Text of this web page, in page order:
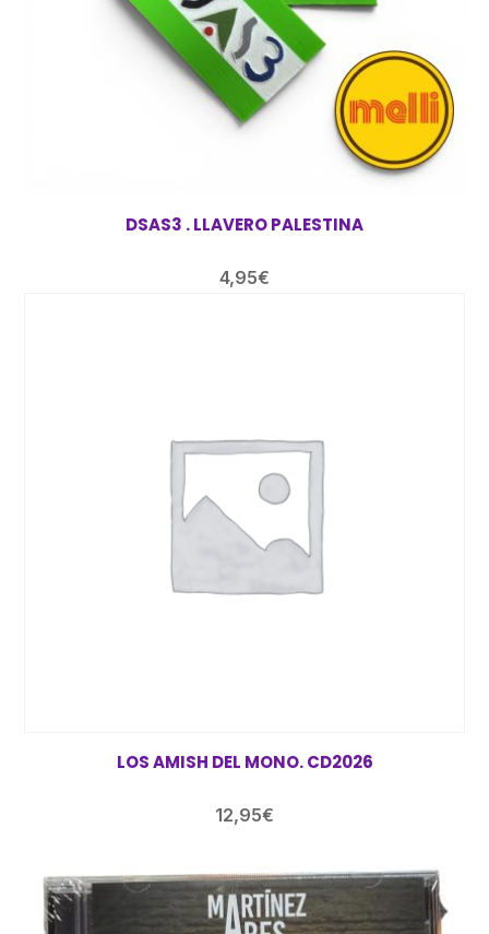
DSAS3 . LLAVERO PALESTINA
4,95€
LOS AMISH DEL MONO. CD2026
12,95€